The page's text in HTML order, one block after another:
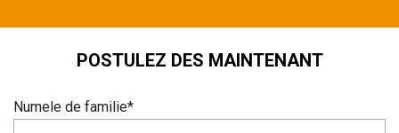
POSTULEZ DES MAINTENANT
Numele de familie*